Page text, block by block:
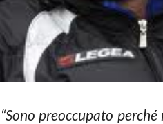
“Sono preoccupato